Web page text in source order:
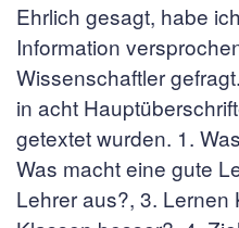
Ehrlich gesagt, habe
Information
Wissenschaftler
in acht
getextet wurden. 1.
Was macht eine gute
Lehrer aus?, 3. Lernen